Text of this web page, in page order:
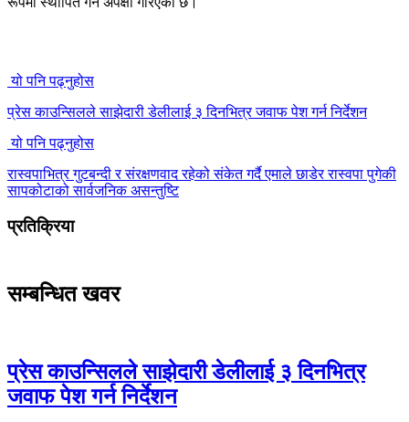
यो पनि पढ्नुहोस
प्रेस काउन्सिलले साझेदारी डेलीलाई ३ दिनभित्र जवाफ पेश गर्न निर्देशन
यो पनि पढ्नुहोस
रास्वपाभित्र गुटबन्दी र संरक्षणवाद रहेको संकेत गर्दै एमाले छाडेर रास्वपा पुगेकी
सापकोटाको सार्वजनिक असन्तुष्टि
प्रतिक्रिया
सम्बन्धित खवर
प्रेस काउन्सिलले साझेदारी डेलीलाई ३ दिनभित्र
जवाफ पेश गर्न निर्देशन